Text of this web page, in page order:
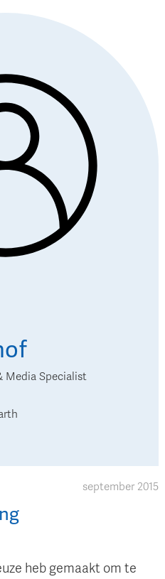
Media Specialist
september 2015
heb gemaakt om te